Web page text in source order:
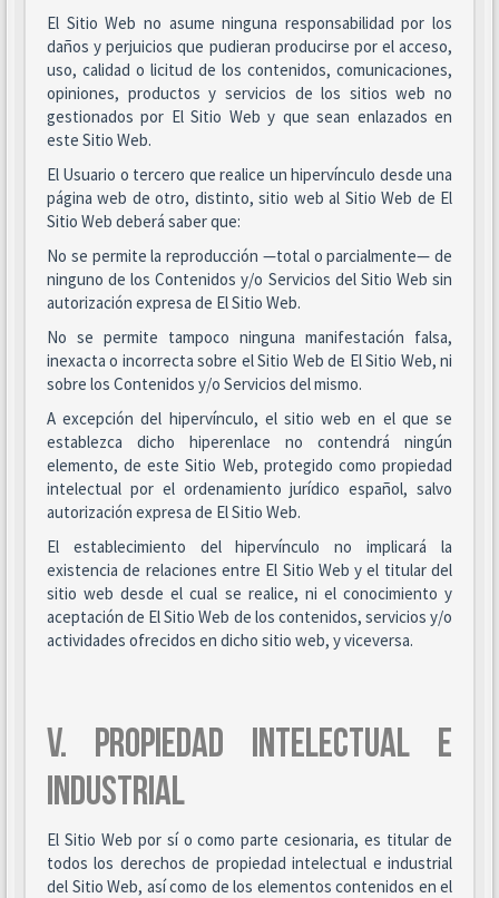
El Sitio Web no asume ninguna responsabilidad por los
daños y perjuicios que pudieran producirse por el acceso,
uso, calidad o licitud de los contenidos, comunicaciones,
opiniones, productos y servicios de los sitios web no
gestionados por El Sitio Web y que sean enlazados en
este Sitio Web.
El Usuario o tercero que realice un hipervínculo desde una
página web de otro, distinto, sitio web al Sitio Web de El
Sitio Web deberá saber que:
No se permite la reproducción —total o parcialmente— de
ninguno de los Contenidos y/o Servicios del Sitio Web sin
autorización expresa de El Sitio Web.
No se permite tampoco ninguna manifestación falsa,
inexacta o incorrecta sobre el Sitio Web de El Sitio Web, ni
sobre los Contenidos y/o Servicios del mismo.
A excepción del hipervínculo, el sitio web en el que se
establezca dicho hiperenlace no contendrá ningún
elemento, de este Sitio Web, protegido como propiedad
intelectual por el ordenamiento jurídico español, salvo
autorización expresa de El Sitio Web.
El establecimiento del hipervínculo no implicará la
existencia de relaciones entre El Sitio Web y el titular del
sitio web desde el cual se realice, ni el conocimiento y
aceptación de El Sitio Web de los contenidos, servicios y/o
actividades ofrecidos en dicho sitio web, y viceversa.
V. PROPIEDAD INTELECTUAL E
INDUSTRIAL
El Sitio Web por sí o como parte cesionaria, es titular de
todos los derechos de propiedad intelectual e industrial
del Sitio Web, así como de los elementos contenidos en el